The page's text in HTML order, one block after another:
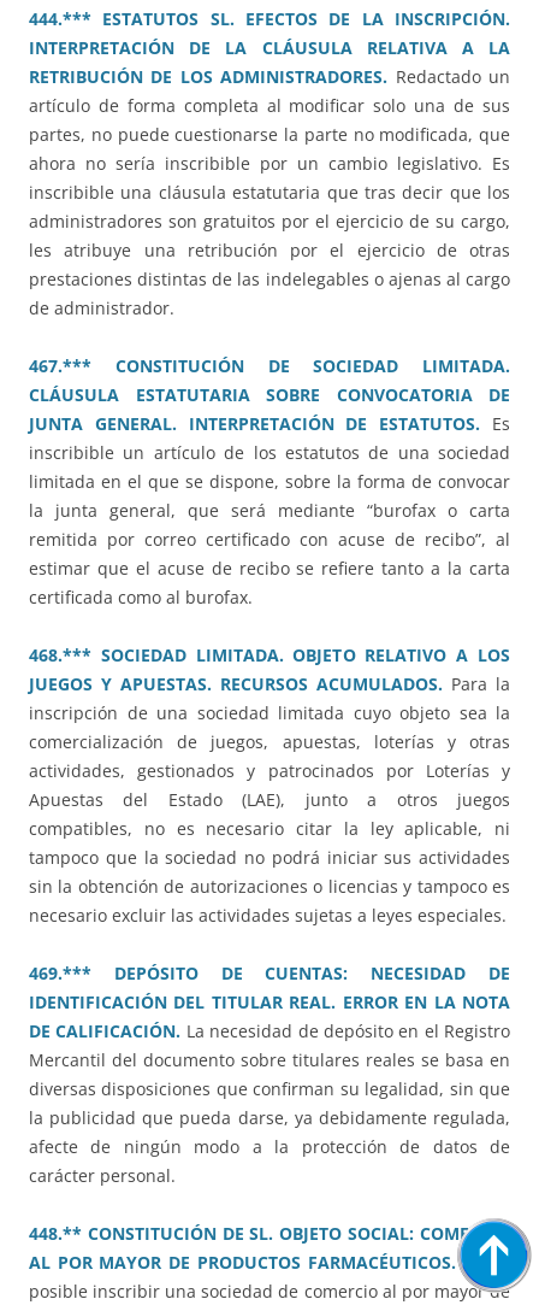
444.*** ESTATUTOS SL. EFECTOS DE LA INSCRIPCIÓN.
INTERPRETACIÓN DE LA CLÁUSULA RELATIVA A LA
RETRIBUCIÓN DE LOS ADMINISTRADORES. Redactado un
artículo de forma completa al modificar solo una de sus
partes, no puede cuestionarse la parte no modificada, que
ahora no sería inscribible por un cambio legislativo. Es
inscribible una cláusula estatutaria que tras decir que los
administradores son gratuitos por el ejercicio de su cargo,
les atribuye una retribución por el ejercicio de otras
prestaciones distintas de las indelegables o ajenas al cargo
de administrador.
467.*** CONSTITUCIÓN DE SOCIEDAD LIMITADA.
CLÁUSULA ESTATUTARIA SOBRE CONVOCATORIA DE
JUNTA GENERAL. INTERPRETACIÓN DE ESTATUTOS. Es
inscribible un artículo de los estatutos de una sociedad
limitada en el que se dispone, sobre la forma de convocar
la junta general, que será mediante “burofax o carta
remitida por correo certificado con acuse de recibo”, al
estimar que el acuse de recibo se refiere tanto a la carta
certificada como al burofax.
468.*** SOCIEDAD LIMITADA. OBJETO RELATIVO A LOS
JUEGOS Y APUESTAS. RECURSOS ACUMULADOS. Para la
inscripción de una sociedad limitada cuyo objeto sea la
comercialización de juegos, apuestas, loterías y otras
actividades, gestionados y patrocinados por Loterías y
Apuestas del Estado (LAE), junto a otros juegos
compatibles, no es necesario citar la ley aplicable, ni
tampoco que la sociedad no podrá iniciar sus actividades
sin la obtención de autorizaciones o licencias y tampoco es
necesario excluir las actividades sujetas a leyes especiales.
469.*** DEPÓSITO DE CUENTAS: NECESIDAD DE
IDENTIFICACIÓN DEL TITULAR REAL. ERROR EN LA NOTA
DE CALIFICACIÓN. La necesidad de depósito en el Registro
Mercantil del documento sobre titulares reales se basa en
diversas disposiciones que confirman su legalidad, sin que
la publicidad que pueda darse, ya debidamente regulada,
afecte de ningún modo a la protección de datos de
carácter personal.
448.** CONSTITUCIÓN DE SL. OBJETO SOCIAL: COMERCIO
AL POR MAYOR DE PRODUCTOS FARMACÉUTICOS.No es
posible inscribir una sociedad de comercio al por mayor de